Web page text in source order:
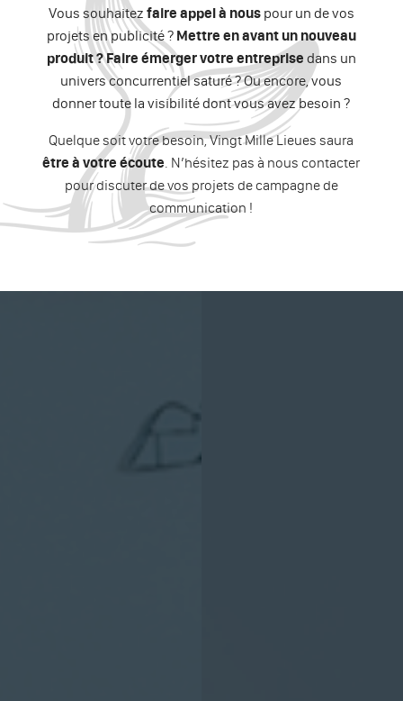
Vous souhaitez faire appel à nouspour un de vos
projets en publicité ? Mettre en avant un nouveau
produit? Faire émerger votre entreprise dans un
univers concurrentiel saturé ? Ou encore, vous
donner toute la visibilité dont vous avez besoin ?
Quelque soit votre besoin, Vingt Mille Lieues saura
être à votre écoute. N’hésitez pas à nous contacter
pour discuter de vos projets de campagne de
communication !